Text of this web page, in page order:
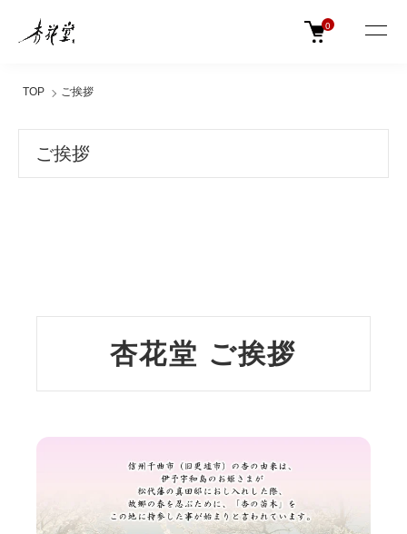
0
TOP ご挨拶
ご挨拶
杏花堂 ご挨拶